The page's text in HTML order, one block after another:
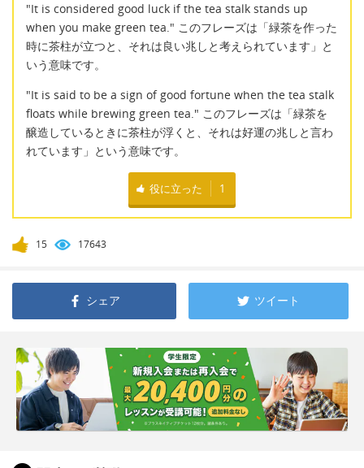
"It is considered good luck if the tea stalk stands up
when you make green tea." このフレーズは「緑茶を作った
時に茶柱が立つと、それは良い兆しと考えられています」と
いう意味です。
"It is said to be a sign of good fortune when the tea stalk
floats while brewing green tea." このフレーズは「緑茶を
醸造しているときに茶柱が浮くと、それは好運の兆しと言わ
れています」という意味です。
役に立った 1
15 17643
シェア ツイート